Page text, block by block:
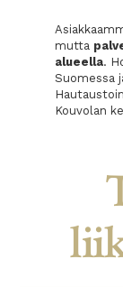
mutta
alueella.
Suomessa
Kouvolan